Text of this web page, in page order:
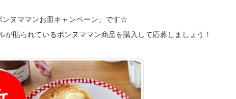
ンヌママンお皿キャンペーン」です☆
貼られているボンヌママン商品を購入して応募しましょう！